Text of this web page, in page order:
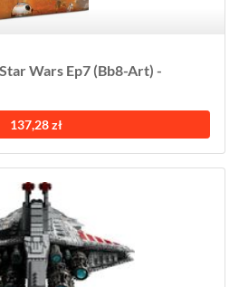
Wars Ep7 (Bb8-Art) -
137,28 zł